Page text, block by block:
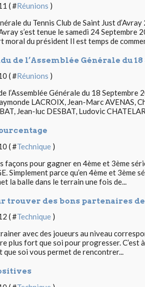
( #Réunions )
du Tennis Club de Saint Just
s’est tenue le samedi 24
moral du président Il est temps de
de l’Assemblée Générale du
( #Réunions )
l’Assemblée Générale du 18
LACROIX, Jean-Marc AVENAS,
Jean-luc DESBAT, Ludovic
( #Technique )
façons pour gagner en 4ème et 3ème
Simplement parce qu’en 4ème et 3ème
la balle dans le terrain une fois de...
trouver des bons partenaires
( #Technique )
avec des joueurs au niveau
plus fort que soi pour progresser. C’est
soi vous permet de rencontrer...